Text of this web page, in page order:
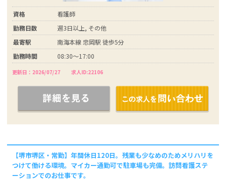
資格
看護師
勤務日数
週3日以上, その他
最寄駅
南海本線 忠岡駅 徒歩5分
勤務時間
08:30～17:00
更新日：2026/07/27 求人ID:22106
【堺市堺区・常勤】年間休日120日。残業も少なめのためメリハリを
つけて働ける環境。マイカー通勤可で駐車場も完備。訪問看護ステ
ーションでのお仕事です。